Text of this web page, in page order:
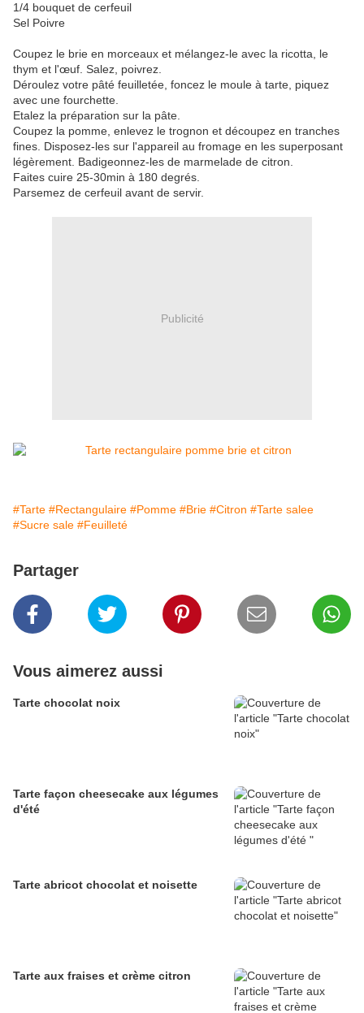
1/4 bouquet de cerfeuil
Sel Poivre
Coupez le brie en morceaux et mélangez-le avec la ricotta, le
thym et l'œuf. Salez, poivrez.
Déroulez votre pâté feuilletée, foncez le moule à tarte, piquez
avec une fourchette.
Etalez la préparation sur la pâte.
Coupez la pomme, enlevez le trognon et découpez en tranches
fines. Disposez-les sur l'appareil au fromage en les superposant
légèrement. Badigeonnez-les de marmelade de citron.
Faites cuire 25-30min à 180 degrés.
Parsemez de cerfeuil avant de servir.
Publicité
#Tarte #Rectangulaire #Pomme #Brie #Citron #Tarte salee
#Sucre sale #Feuilleté
Partager
Vous aimerez aussi
Tarte chocolat noix
Tarte façon cheesecake aux légumes
d'été
Tarte abricot chocolat et noisette
Tarte aux fraises et crème citron